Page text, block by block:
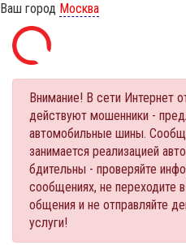
Ваш город Москва
Внимание! В сети Интернет
действуют мошенники -
автомобильные шины.
занимается реализацией
бдительны - проверяйте
сообщениях, не переходите
общения и не отправляйте
услуги!